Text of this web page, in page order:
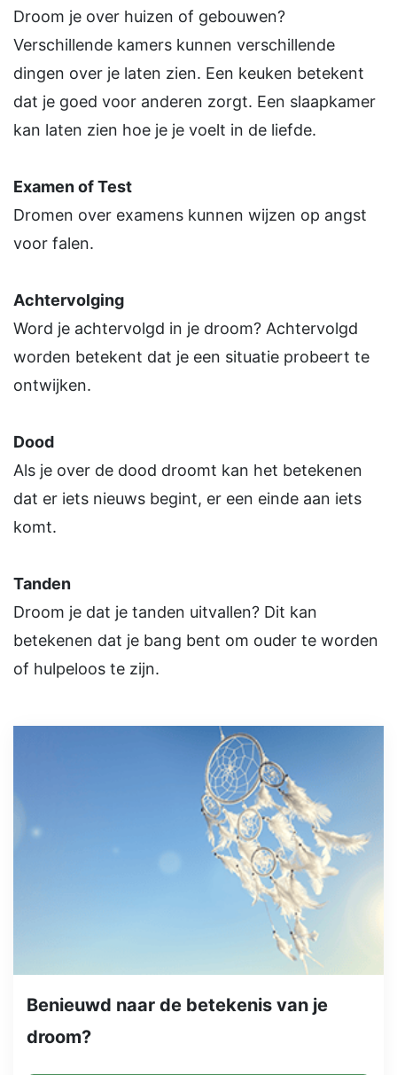
Droom je over huizen of gebouwen?
Verschillende kamers kunnen verschillende
dingen over je laten zien. Een keuken betekent
dat je goed voor anderen zorgt. Een slaapkamer
kan laten zien hoe je je voelt in de liefde.
Examen of Test
Dromen over examens kunnen wijzen op angst
voor falen.
Achtervolging
Word je achtervolgd in je droom? Achtervolgd
worden betekent dat je een situatie probeert te
ontwijken.
Dood
Als je over de dood droomt kan het betekenen
dat er iets nieuws begint, er een einde aan iets
komt.
Tanden
Droom je dat je tanden uitvallen? Dit kan
betekenen dat je bang bent om ouder te worden
of hulpeloos te zijn.
Benieuwd naar de betekenis van je
droom?